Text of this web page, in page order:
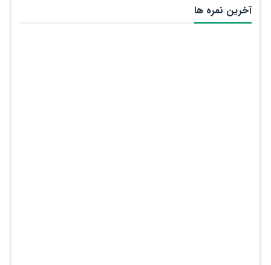
آخرین نمره ها